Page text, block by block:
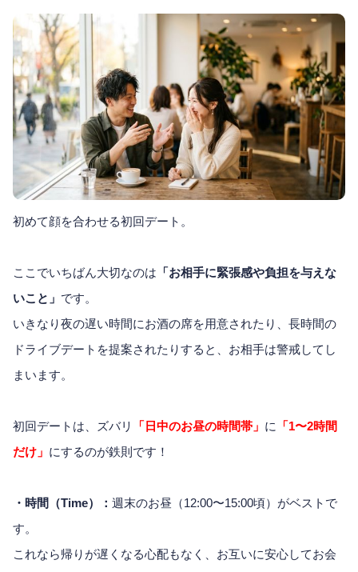
初めて顔を合わせる初回デート。
ここでいちばん大切なのは 「お相手に緊張感や負担を与えな
いこと」 です。
いきなり夜の遅い時間にお酒の席を用意されたり、長時間の
ドライブデートを提案されたりすると、お相手は警戒してし
まいます。
初回デートは、ズバリ 「日中のお昼の時間帯」 に
「1〜2時間
だけ」 にするのが鉄則です！
・時間（Time）： 週末のお昼（12:00〜15:00頃）がベストで
す。
これなら帰りが遅くなる心配もなく、お互いに安心してお会